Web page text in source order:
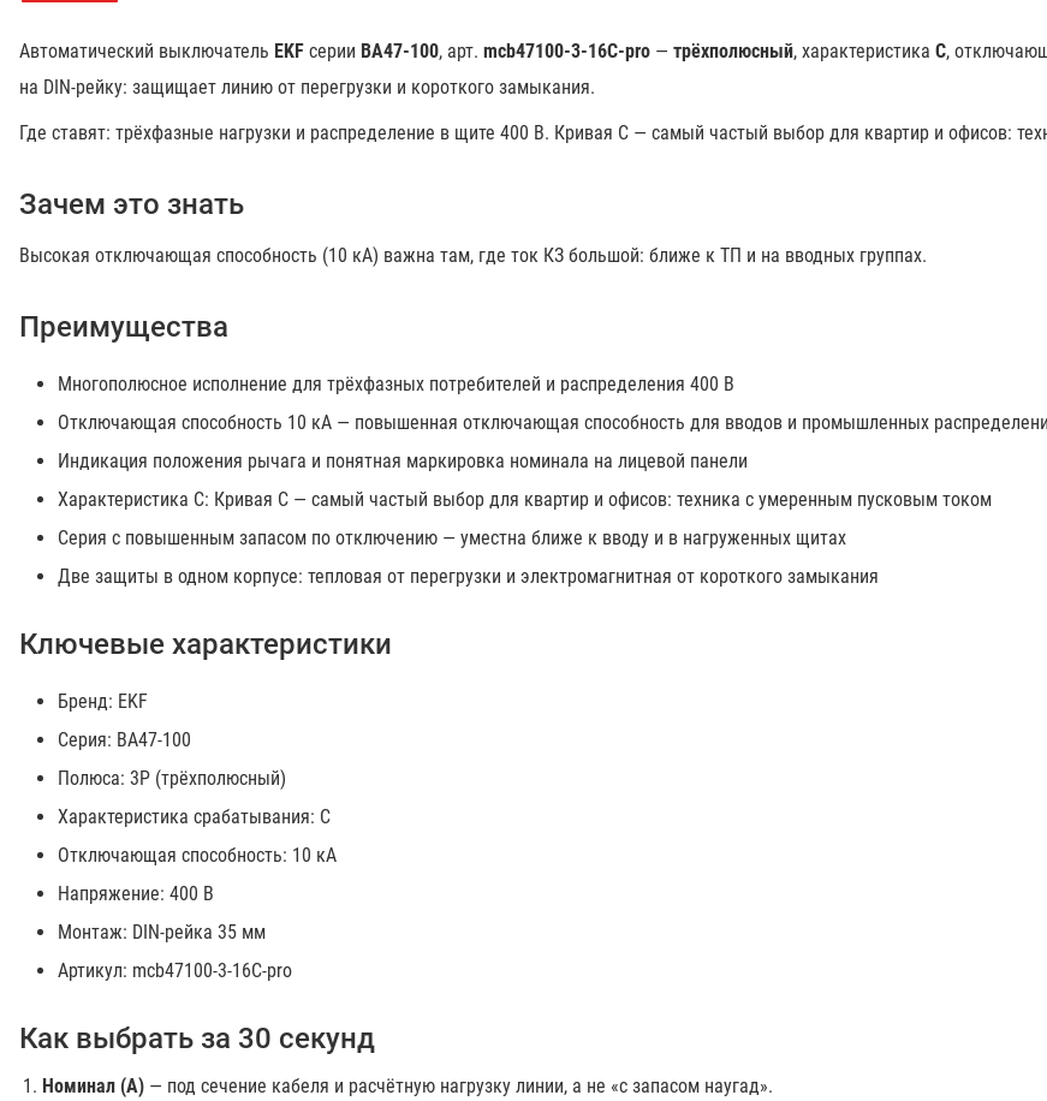
Автоматический выключатель EKF серии ВА47-100, арт. mcb47100-3-16C-pro — трёхполюсный, характеристика C,
на DIN-рейку: защищает линию от перегрузки и короткого замыкания.
Где ставят: трёхфазные нагрузки и распределение в щите 400 В. Кривая C — самый частый выбор для квартир и офисов:
Зачем это знать
Высокая отключающая способность (10 кА) важна там, где ток КЗ большой: ближе к ТП и на вводных группах.
Преимущества
Многополюсное исполнение для трёхфазных потребителей и распределения 400 В
Отключающая способность 10 кА — повышенная отключающая способность для вводов и промышленных
Индикация положения рычага и понятная маркировка номинала на лицевой панели
Характеристика C: Кривая C — самый частый выбор для квартир и офисов: техника с умеренным пусковым током
Серия с повышенным запасом по отключению — уместна ближе к вводу и в нагруженных щитах
Две защиты в одном корпусе: тепловая от перегрузки и электромагнитная от короткого замыкания
Ключевые характеристики
Бренд: EKF
Серия: ВА47-100
Полюса: 3P (трёхполюсный)
Характеристика срабатывания: C
Отключающая способность: 10 кА
Напряжение: 400 В
Монтаж: DIN-рейка 35 мм
Артикул: mcb47100-3-16C-pro
Как выбрать за 30 секунд
Номинал (А) — под сечение кабеля и расчётную нагрузку линии, а не «с запасом наугад».